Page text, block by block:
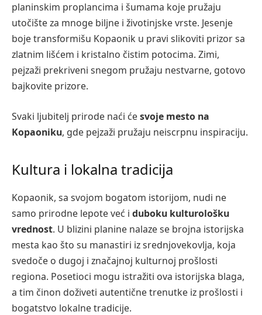
planinskim proplancima i šumama koje pružaju
utočište za mnoge biljne i životinjske vrste. Jesenje
boje transformišu Kopaonik u pravi slikoviti prizor sa
zlatnim lišćem i kristalno čistim potocima. Zimi,
pejzaži prekriveni snegom pružaju nestvarne, gotovo
bajkovite prizore.
Svaki ljubitelj prirode naći ćesvoje mesto na
Kopaoniku, gde pejzaži pružaju neiscrpnu inspiraciju.
Kultura i lokalna tradicija
Kopaonik, sa svojom bogatom istorijom, nudi ne
samo prirodne lepote već i duboku kulturološku
vrednost. U blizini planine nalaze se brojna istorijska
mesta kao što su manastiri iz srednjovekovlja, koja
svedoče o dugoj i značajnoj kulturnoj prošlosti
regiona. Posetioci mogu istražiti ova istorijska blaga,
a tim činon doživeti autentične trenutke iz prošlosti i
bogatstvo lokalne tradicije.